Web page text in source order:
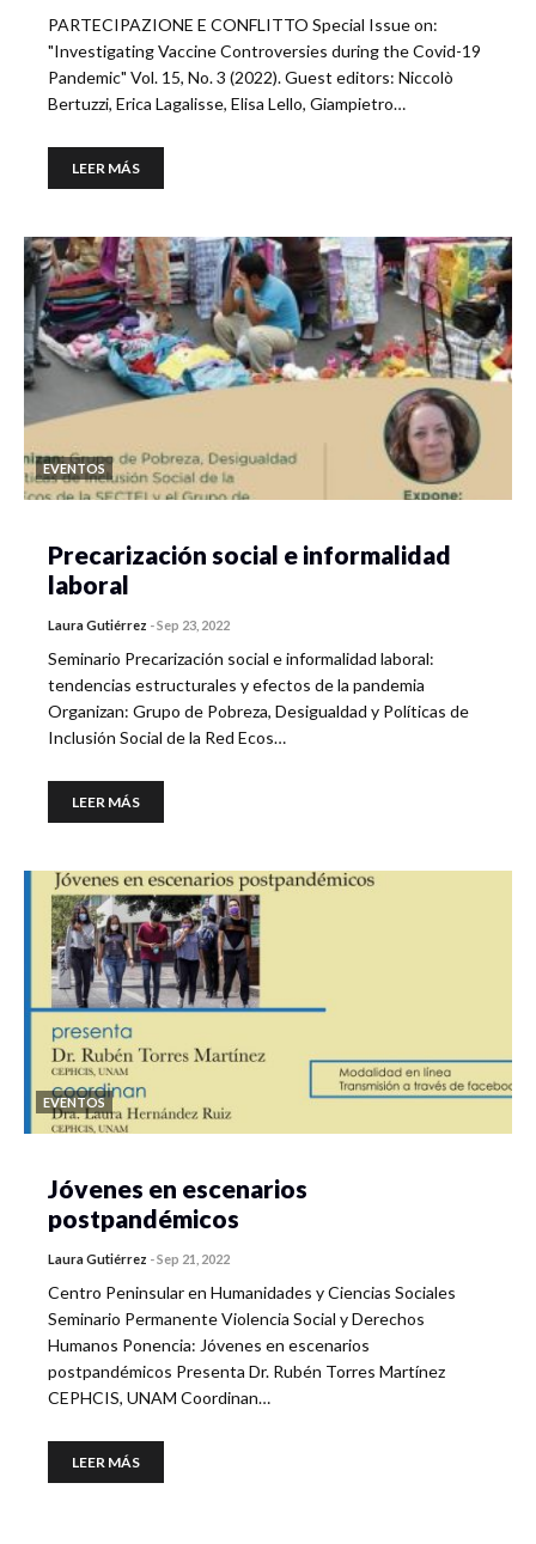
PARTECIPAZIONE E CONFLITTO Special Issue on:
"Investigating Vaccine Controversies during the Covid-19
Pandemic" Vol. 15, No. 3 (2022). Guest editors: Niccolò
Bertuzzi, Erica Lagalisse, Elisa Lello, Giampietro…
LEER MÁS
EVENTOS
Precarización social e informalidad
laboral
Laura Gutiérrez -Sep 23, 2022
Seminario Precarización social e informalidad laboral:
tendencias estructurales y efectos de la pandemia
Organizan: Grupo de Pobreza, Desigualdad y Políticas de
Inclusión Social de la Red Ecos…
LEER MÁS
EVENTOS
Jóvenes en escenarios
postpandémicos
Laura Gutiérrez -Sep 21, 2022
Centro Peninsular en Humanidades y Ciencias Sociales
Seminario Permanente Violencia Social y Derechos
Humanos Ponencia: Jóvenes en escenarios
postpandémicos Presenta Dr. Rubén Torres Martínez
CEPHCIS, UNAM Coordinan…
LEER MÁS